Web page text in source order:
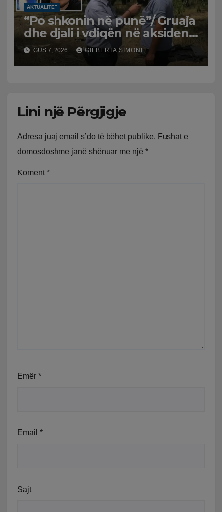
AKTUALITET
“Po shkonin në punë”/ Gruaja
dhe djali i vdiqën në aksident,
shqiptari në Greqi prek
zemrat: Humba gjithçka!
GUS 7, 2026 GILBERTA SIMONI
Lini një Përgjigje
Adresa juaj email s’do të bëhet publike. Fushat e
domosdoshme janë shënuar me një *
Koment *
Emër *
Email *
Sajt